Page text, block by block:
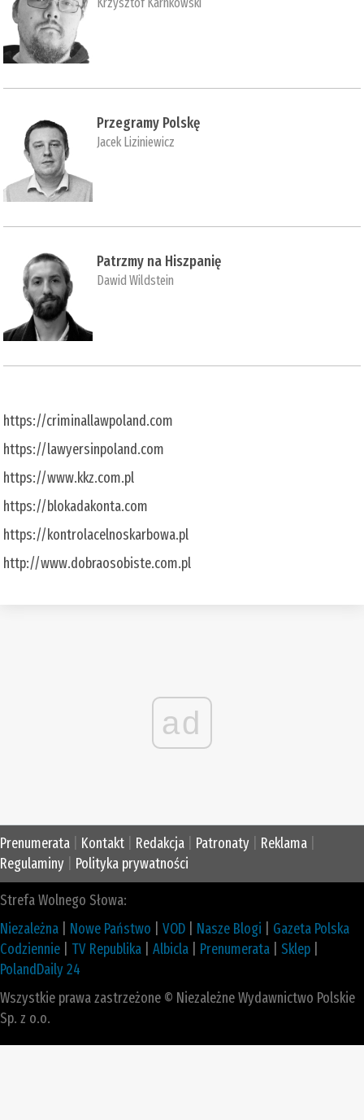
Przegramy Polskę
Jacek Liziniewicz
Patrzmy na Hiszpanię
Dawid Wildstein
https://criminallawpoland.com
https://lawyersinpoland.com
https://www.kkz.com.pl
https://blokadakonta.com
https://kontrolacelnoskarbowa.pl
http://www.dobraosobiste.com.pl
ad
Prenumerata Kontakt Redakcja Patronaty Reklama
Regulaminy
Polityka prywatności
Strefa Wolnego Słowa:
Niezależna
Nowe Państwo VOD Nasze Blogi
Gazeta Polska
Codziennie
TV Republika Albicla Prenumerata Sklep
PolandDaily 24
Wszystkie prawa zastrzeżone © Niezależne Wydawnictwo Polskie
Sp. z o.o.